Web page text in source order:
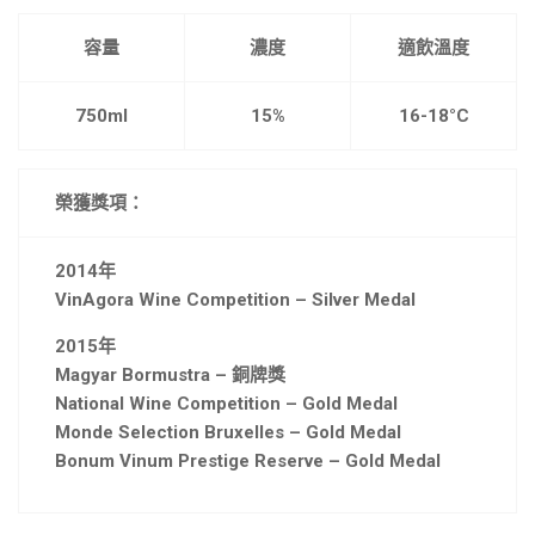
容量 濃度 適飲溫度
750ml 15% 16-18°C
榮獲獎項：
2014年
VinAgora Wine Competition – Silver Medal
2015年
Magyar Bormustra – 銅牌獎
National Wine Competition – Gold Medal
Monde Selection Bruxelles – Gold Medal
Bonum Vinum Prestige Reserve – Gold Medal